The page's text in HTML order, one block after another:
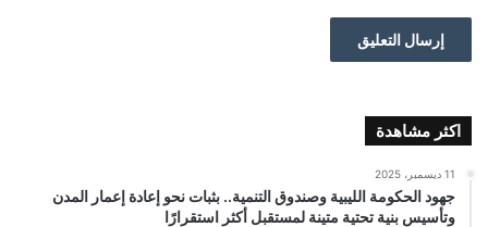
اكثر مشاهدة
11 ديسمبر، 2025
جهود الحكومة الليبية وصندوق التنمية.. بثبات نحو إعادة إعمار المدن
وتأسيس بنية تحتية متينة لمستقبل أكثر استقرارًا